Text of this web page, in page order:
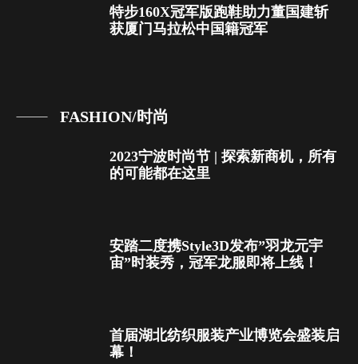
特步160X冠军版跑鞋助力董国建斩
获厦门马拉松中国籍冠军
FASHION/时尚
2023宁波时尚节 | 探索新商机，所有
的可能都在这里
安踏二度携Style3D发布”羽龙元宇
宙”时装秀，冠军龙服即将上线！
首届湖北纺织服装产业博览会盛装启
幕！